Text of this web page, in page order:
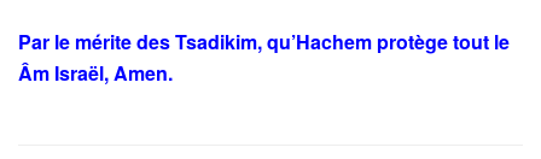
Par le mérite des Tsadikim, qu’Hachem protège tout le
Âm Israël, Amen.